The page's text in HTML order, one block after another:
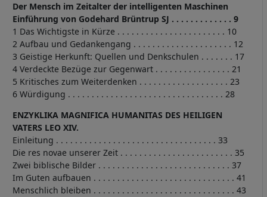
Der Mensch im Zeitalter der intelligenten Maschinen
Einführung von Godehard Brüntrup SJ . . . . . . . . . . . . . 9
1 Das Wichtigste in Kürze . . . . . . . . . . . . . . . . . . . . . . . 10
2 Aufbau und Gedankengang . . . . . . . . . . . . . . . . . . . . . 12
3 Geistige Herkunft: Quellen und Denkschulen . . . . . . . 17
4 Verdeckte Bezüge zur Gegenwart . . . . . . . . . . . . . . . . 21
5 Kritisches zum Weiterdenken . . . . . . . . . . . . . . . . . . . 23
6 Würdigung . . . . . . . . . . . . . . . . . . . . . . . . . . . . . . . . . 28
ENZYKLIKA MAGNIFICA HUMANITAS DES HEILIGEN
VATERS LEO XIV.
Einleitung . . . . . . . . . . . . . . . . . . . . . . . . . . . . . . . . . . 33
Die res novae unserer Zeit . . . . . . . . . . . . . . . . . . . . . . . . 35
Zwei biblische Bilder . . . . . . . . . . . . . . . . . . . . . . . . . . . . 37
Im Guten aufbauen . . . . . . . . . . . . . . . . . . . . . . . . . . . . . . 41
Menschlich bleiben . . . . . . . . . . . . . . . . . . . . . . . . . . . . . . 43